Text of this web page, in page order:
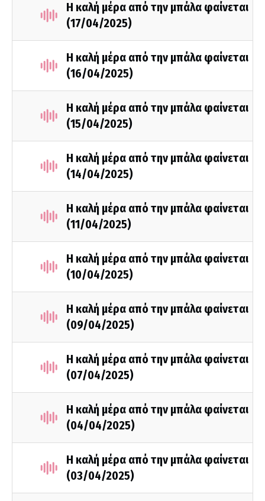
Η καλή μέρα από την μπάλα φαίνεται
(17/04/2025)
Η καλή μέρα από την μπάλα φαίνεται
(16/04/2025)
Η καλή μέρα από την μπάλα φαίνεται
(15/04/2025)
Η καλή μέρα από την μπάλα φαίνεται
(14/04/2025)
Η καλή μέρα από την μπάλα φαίνεται
(11/04/2025)
Η καλή μέρα από την μπάλα φαίνεται
(10/04/2025)
Η καλή μέρα από την μπάλα φαίνεται
(09/04/2025)
Η καλή μέρα από την μπάλα φαίνεται
(07/04/2025)
Η καλή μέρα από την μπάλα φαίνεται
(04/04/2025)
Η καλή μέρα από την μπάλα φαίνεται
(03/04/2025)